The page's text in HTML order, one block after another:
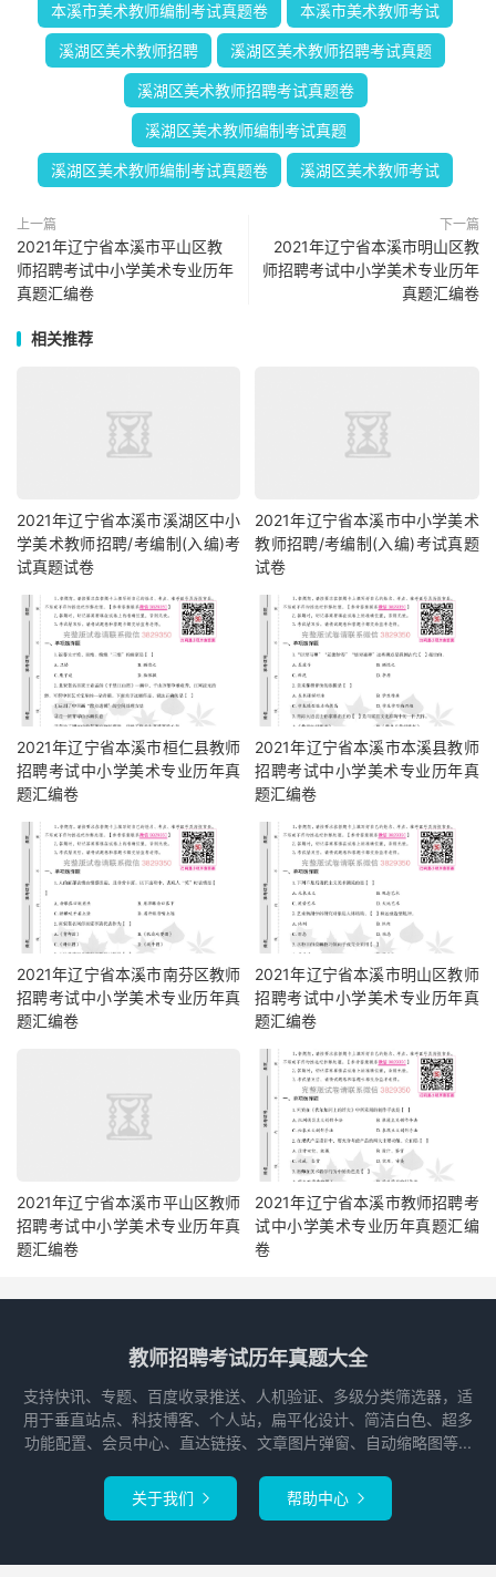
本溪市美术教师编制考试真题卷 本溪市美术教师考试
溪湖区美术教师招聘 溪湖区美术教师招聘考试真题
溪湖区美术教师招聘考试真题卷
溪湖区美术教师编制考试真题
溪湖区美术教师编制考试真题卷 溪湖区美术教师考试
上一篇
2021年辽宁省本溪市平山区教
师招聘考试中小学美术专业历年
真题汇编卷
下一篇
2021年辽宁省本溪市明山区教
师招聘考试中小学美术专业历年
真题汇编卷
相关推荐
2021年辽宁省本溪市溪湖区中小
学美术教师招聘/考编制(入编)考
试真题试卷
2021年辽宁省本溪市中小学美术
教师招聘/考编制(入编)考试真题
试卷
2021年辽宁省本溪市桓仁县教师
招聘考试中小学美术专业历年真
题汇编卷
2021年辽宁省本溪市本溪县教师
招聘考试中小学美术专业历年真
题汇编卷
2021年辽宁省本溪市南芬区教师
招聘考试中小学美术专业历年真
题汇编卷
2021年辽宁省本溪市明山区教师
招聘考试中小学美术专业历年真
题汇编卷
2021年辽宁省本溪市平山区教师
招聘考试中小学美术专业历年真
题汇编卷
2021年辽宁省本溪市教师招聘考
试中小学美术专业历年真题汇编
卷
教师招聘考试历年真题大全
支持快讯、专题、百度收录推送、人机验证、多级分类筛选器，适
用于垂直站点、科技博客、个人站，扁平化设计、简洁白色、超多
功能配置、会员中心、直达链接、文章图片弹窗、自动缩略图等...
关于我们  帮助中心 